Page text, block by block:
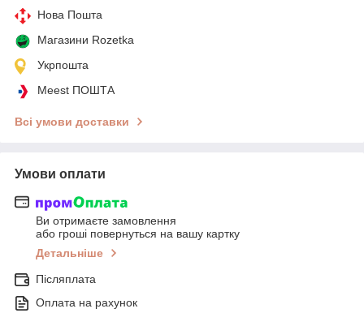
Нова Пошта
Магазини Rozetka
Укрпошта
Meest ПОШТА
Всі умови доставки
Умови оплати
Ви отримаєте замовлення
або гроші повернуться на вашу картку
Детальніше
Післяплата
Оплата на рахунок